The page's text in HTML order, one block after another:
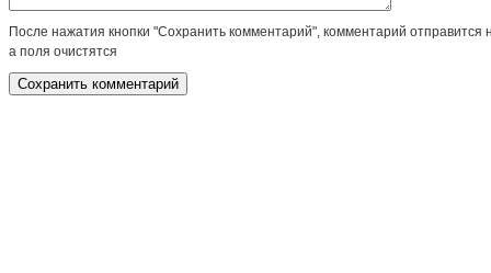
После нажатия кнопки "Сохранить комментарий", комментарий отправится
а поля очистятся